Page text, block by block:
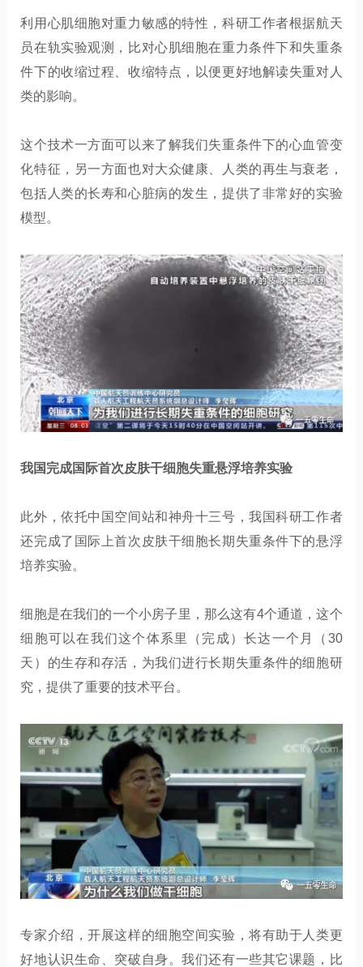
利用心肌细胞对重力敏感的特性，科研工作者根据航天
员在轨实验观测，比对心肌细胞在重力条件下和失重条
件下的收缩过程、收缩特点，以便更好地解读失重对人
类的影响。
这个技术一方面可以来了解我们失重条件下的心血管变
化特征，另一方面也对大众健康、人类的再生与衰老，
包括人类的长寿和心脏病的发生，提供了非常好的实验
模型。
我国完成国际首次皮肤干细胞失重悬浮培养实验
此外，依托中国空间站和神舟十三号，我国科研工作者
还完成了国际上首次皮肤干细胞长期失重条件下的悬浮
培养实验。
细胞是在我们的一个小房子里，那么这有4个通道，这个
细胞可以在我们这个体系里（完成）长达一个月（30
天）的生存和存活，为我们进行长期失重条件的细胞研
究，提供了重要的技术平台。
专家介绍，开展这样的细胞空间实验，将有助于人类更
好地认识生命、突破自身。我们还有一些其它课题，比